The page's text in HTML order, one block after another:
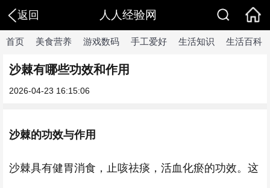
返回 人人经验网
首页 美食营养 游戏数码 手工爱好 生活知识 生活百科
沙棘有哪些功效和作用
2026-04-23 16:15:06
沙棘的功效与作用
沙棘具有健胃消食，止咳祛痰，活血化瘀的功效。这